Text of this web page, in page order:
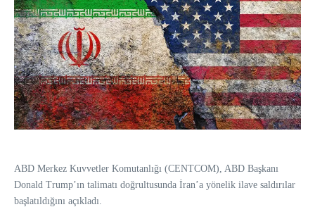
ABD Merkez Kuvvetler Komutanlığı (CENTCOM), ABD Başkanı
Donald Trump’ın talimatı doğrultusunda İran’a yönelik ilave saldırılar
başlatıldığını açıkladı.